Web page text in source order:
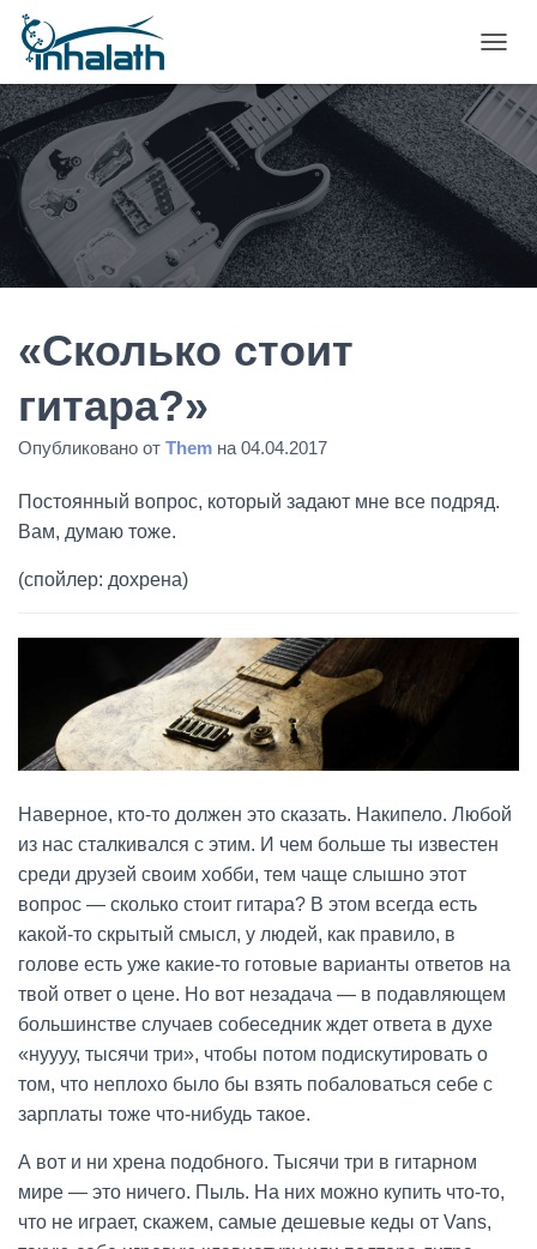
Е
Р
К
Л
Ю
Ч
Ь
«Сколько стоит
гитара?»
Опубликовано от Them на 04.04.2017
Постоянный вопрос, который задают мне все подряд.
Вам, думаю тоже.
(спойлер: дохрена)
Наверное, кто-то должен это сказать. Накипело. Любой
из нас сталкивался с этим. И чем больше ты известен
среди друзей своим хобби, тем чаще слышно этот
вопрос — сколько стоит гитара? В этом всегда есть
какой-то скрытый смысл, у людей, как правило, в
голове есть уже какие-то готовые варианты ответов на
твой ответ о цене. Но вот незадача — в подавляющем
большинстве случаев собеседник ждет ответа в духе
«нуууу, тысячи три», чтобы потом подискутировать о
том, что неплохо было бы взять побаловаться себе с
зарплаты тоже что-нибудь такое.
А вот и ни хрена подобного. Тысячи три в гитарном
мире — это ничего. Пыль. На них можно купить что-то,
что не играет, скажем, самые дешевые кеды от Vans,